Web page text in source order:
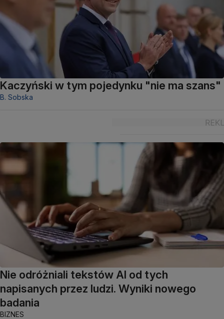
Kaczyński w tym pojedynku "nie ma szans"
B. Sobska
Nie odróżniali tekstów AI od tych
napisanych przez ludzi. Wyniki nowego
badania
BIZNES